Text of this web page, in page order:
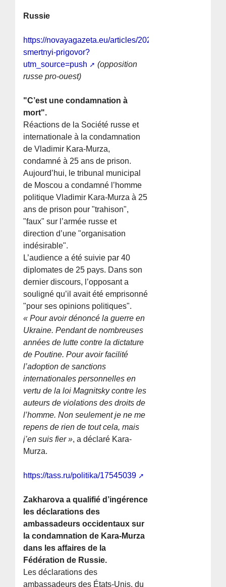
Russie
https://novayagazeta.eu/articles/2023/04/17/eto-
smertnyi-prigovor?
utm_source=push
(opposition
russe pro-ouest)
"C’est une condamnation à
mort".
Réactions de la Société russe et
internationale à la condamnation
de Vladimir Kara-Murza,
condamné à 25 ans de prison.
Aujourd’hui, le tribunal municipal
de Moscou a condamné l’homme
politique Vladimir Kara-Murza à 25
ans de prison pour "trahison",
"faux" sur l’armée russe et
direction d’une "organisation
indésirable".
L’audience a été suivie par 40
diplomates de 25 pays. Dans son
dernier discours, l’opposant a
souligné qu’il avait été emprisonné
"pour ses opinions politiques".
« Pour avoir dénoncé la guerre en
Ukraine. Pendant de nombreuses
années de lutte contre la dictature
de Poutine. Pour avoir facilité
l’adoption de sanctions
internationales personnelles en
vertu de la loi Magnitsky contre les
auteurs de violations des droits de
l’homme. Non seulement je ne me
repens de rien de tout cela, mais
j’en suis fier », a déclaré Kara-
Murza.
https://tass.ru/politika/17545039
Zakharova a qualifié d’ingérence
les déclarations des
ambassadeurs occidentaux sur
la condamnation de Kara-Murza
dans les affaires de la
Fédération de Russie.
Les déclarations des
ambassadeurs des États-Unis, du